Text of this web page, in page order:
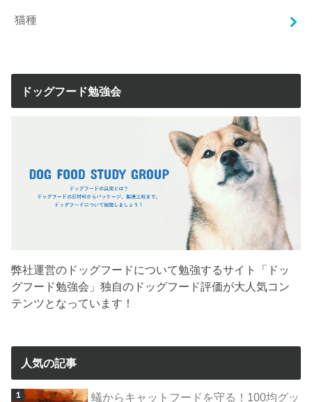
猫種
ドッグフード勉強会
弊社運営のドッグフードについて勉強するサイト「ドッ
グフード勉強会」独自のドッグフード評価が大人気コン
テンツとなっています！
人気の記事
蟻からキャットフードを守る！100均グッ